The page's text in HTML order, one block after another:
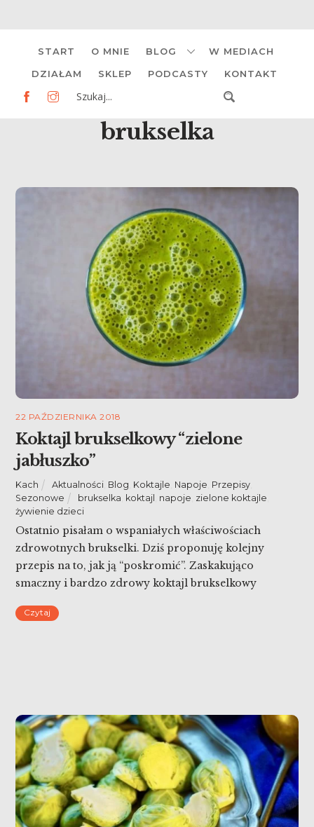
content
START O MNIE BLOG W MEDIACH
DZIAŁAM SKLEP PODCASTY KONTAKT
brukselka
22 PAŹDZIERNIKA 2018
Koktajl brukselkowy “zielone
jabłuszko”
Kach Aktualności Blog Koktajle Napoje Przepisy
Sezonowe
brukselka koktajl napoje zielone koktajle
żywienie dzieci
Ostatnio pisałam o wspaniałych właściwościach
zdrowotnych brukselki. Dziś proponuję kolejny
przepis na to, jak ją “poskromić”. Zaskakująco
smaczny i bardzo zdrowy koktajl brukselkowy
Czytaj